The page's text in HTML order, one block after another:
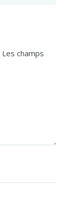
Les champs